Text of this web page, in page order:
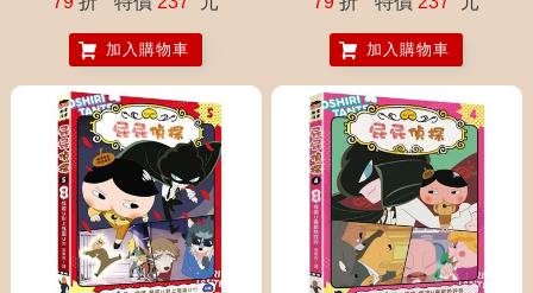
加入購物車 加入購物車